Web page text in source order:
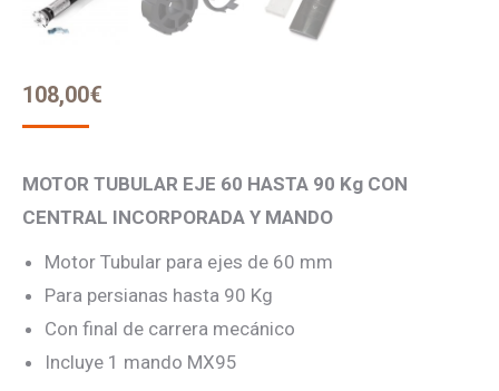
108,00€
MOTOR TUBULAR EJE 60 HASTA 90 Kg CON
CENTRAL INCORPORADA Y MANDO
Motor Tubular para ejes de 60 mm
Para persianas hasta 90 Kg
Con final de carrera mecánico
Incluye 1 mando MX95